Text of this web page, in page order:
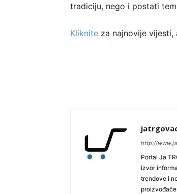
tradiciju, nego i postati
Kliknite za najnovije vijesti,
http://
Portal Ja
izvor
trendove i